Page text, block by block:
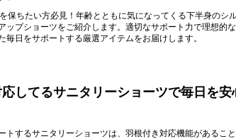
保ちたい方必見！年齢とともに気になってくる下半身のシ
ップショーツをご紹介します。適切なサポート力で理想的
日をサポートする厳選アイテムをお届けします。
してるサニタリーショーツで毎日を安
トするサニタリーショーツは、羽根付き対応機能があるこ